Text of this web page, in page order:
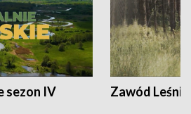
sezon IV Zawód Leśnik